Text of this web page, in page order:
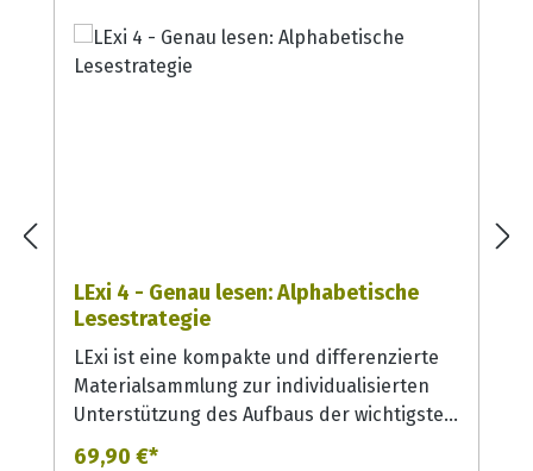
LExi 4 - Genau lesen: Alphabetische
Lesestrategie
LExi ist eine kompakte und differenzierte
Materialsammlung zur individualisierten
Unterstützung des Aufbaus der wichtigsten
Vorläufer- und Teilfertigkeiten basaler
69,90 €*